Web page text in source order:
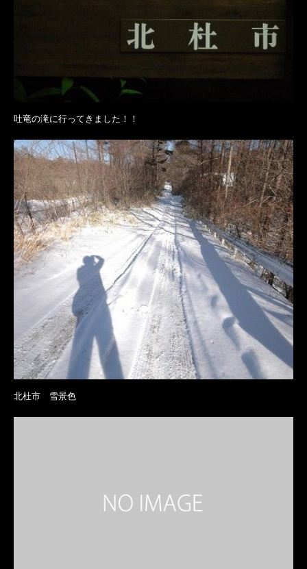
吐竜の滝に行ってきました！！
北杜市 雪景色